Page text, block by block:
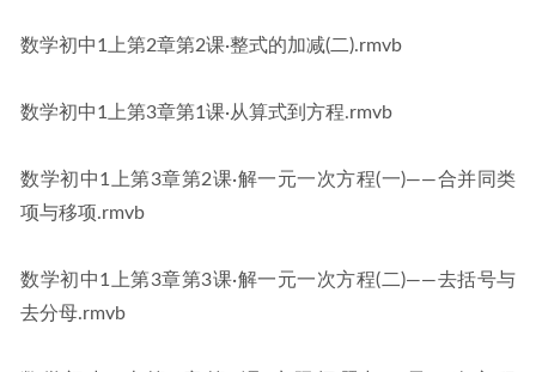
数学初中1上第2章第2课·整式的加减(二).rmvb
数学初中1上第3章第1课·从算式到方程.rmvb
数学初中1上第3章第2课·解一元一次方程(一)——合并同类
项与移项.rmvb
数学初中1上第3章第3课·解一元一次方程(二)——去括号与
去分母.rmvb